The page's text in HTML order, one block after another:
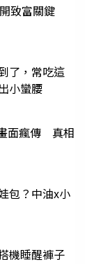
致富關鍵
了，常吃這
小蠻腰
面瘋傳 真相
包？中油x小
機睡醒褲子